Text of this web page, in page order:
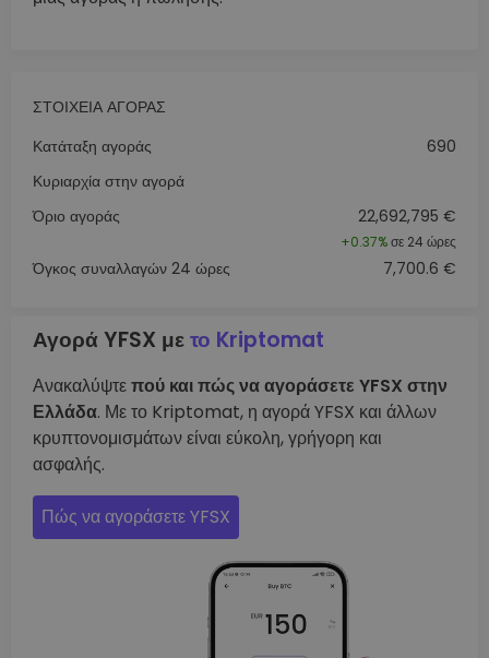
ΣΤΟΙΧΕΊΑ ΑΓΟΡΆΣ
Κατάταξη αγοράς
690
Κυριαρχία στην αγορά
Όριο αγοράς
22,692,795 €
+0.37%σε 24 ώρες
Όγκος συναλλαγών 24 ώρες 7,700.6 €
Αγορά YFSX μετο Kriptomat
Ανακαλύψτεπού και πώς να αγοράσετε YFSX στην
Ελλάδα. Με το Kriptomat, η αγορά YFSX και άλλων
κρυπτονομισμάτων είναι εύκολη, γρήγορη και
ασφαλής.
Πώς να αγοράσετε YFSX